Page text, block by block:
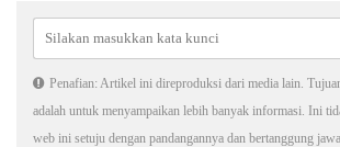
Penafian: Artikel ini direproduksi dari media lain.
adalah untuk menyampaikan lebih banyak informasi. Ini
web ini setuju dengan pandangannya dan bertanggung